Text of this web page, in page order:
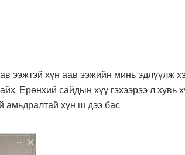
ээжтэй хүн аав ээжийн минь эдлүүлж
Ерөнхий сайдын хүү гэхээрээ л хувь
амьдралтай хүн ш дээ бас.